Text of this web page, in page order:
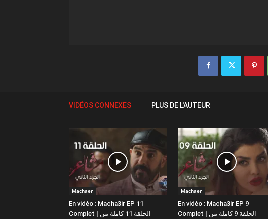
VIDÉOS CONNEXES PLUS DE L'AUTEUR
Machaer
En vidéo : Macha3ir EP 11
Complet | الحلقة 11 كاملة من
Machaer
En vidéo : Macha3ir EP 9
Complet | الحلقة 9 كاملة من